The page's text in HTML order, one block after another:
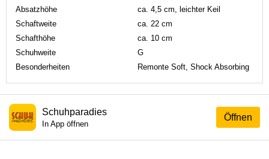
Absatzhöhe
ca. 4,5 cm, leichter Keil
Schaftweite
ca. 22 cm
Schafthöhe
ca. 10 cm
Schuhweite
G
Besonderheiten
Remonte Soft, Shock Absorbing
Öffnen
Schuhparadies
In App öffnen